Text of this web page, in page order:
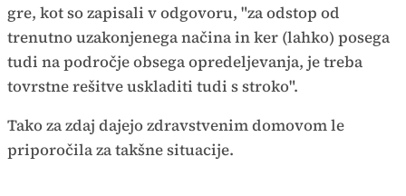
gre, kot so zapisali v odgovoru, "za odstop od
trenutno uzakonjenega načina in ker (lahko) posega
tudi na področje obsega opredeljevanja, je treba
tovrstne rešitve uskladiti tudi s stroko".
Tako za zdaj dajejo zdravstvenim domovom le
priporočila za takšne situacije.